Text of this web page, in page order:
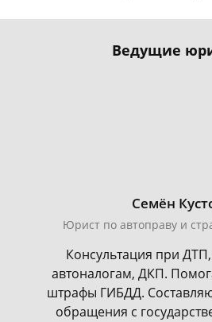
Ведущие
Семён
Юрист по автоправу и
Консультация при
автоналогам, ДКП.
штрафы ГИБДД.
обращения с